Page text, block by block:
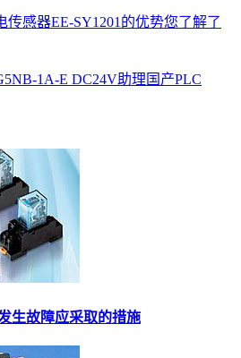
传感器EE-SY1201的优势您了解了
1A-E DC24V助理国产PLC
生故障应采取的措施